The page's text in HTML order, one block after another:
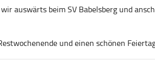
auswärts beim SV Babelsberg und
und einen schönen